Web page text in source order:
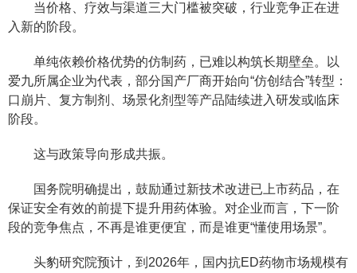
当价格、疗效与渠道三大门槛被突破，行业竞争正在进
入新的阶段。
单纯依赖价格优势的仿制药，已难以构筑长期壁垒。以
爱九所属企业为代表，部分国产厂商开始向“仿创结合”转型：
口崩片、复方制剂、场景化剂型等产品陆续进入研发或临床
阶段。
这与政策导向形成共振。
国务院明确提出，鼓励通过新技术改进已上市药品，在
保证安全有效的前提下提升用药体验。对企业而言，下一阶
段的竞争焦点，不再是谁更便宜，而是谁更“懂使用场景”。
头豹研究院预计，到2026年，国内抗ED药物市场规模有